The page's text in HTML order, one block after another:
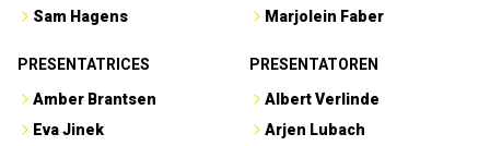
Sam Hagens
Marjolein Faber
PRESENTATRICES
Amber Brantsen
Eva Jinek
PRESENTATOREN
Albert Verlinde
Arjen Lubach